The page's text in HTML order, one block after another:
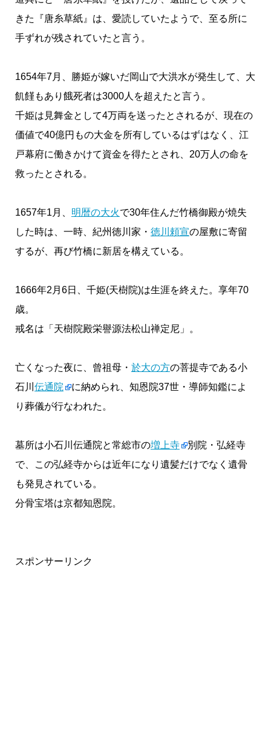
きた『唐糸草紙』は、愛読していたようで、至る所に
手ずれが残されていたと言う。
1654年7月、勝姫が嫁いだ岡山で大洪水が発生して、大
飢饉もあり餓死者は3000人を超えたと言う。
千姫は見舞金として4万両を送ったとされるが、現在の
価値で40億円もの大金を所有しているはずはなく、江
戸幕府に働きかけて資金を得たとされ、20万人の命を
救ったとされる。
1657年1月、 明暦の大火で30年住んだ竹橋御殿が焼失
した時は、一時、紀州徳川家・ 徳川頼宣の屋敷に寄留
するが、再び竹橋に新居を構えている。
1666年2月6日、千姫(天樹院)は生涯を終えた。享年70
歳。
戒名は「天樹院殿栄譽源法松山禅定尼」。
亡くなった夜に、曾祖母・ 於大の方の菩提寺である小
石川 伝通院
に納められ、知恩院37世・導師知鑑によ
り葬儀が行なわれた。
墓所は小石川伝通院と常総市の増上寺
別院・弘経寺
で、この弘経寺からは近年になり遺髪だけでなく遺骨
も発見されている。
分骨宝塔は京都知恩院。
スポンサーリンク